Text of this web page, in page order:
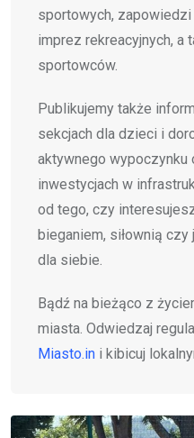
sportowych,
imprez rekreacyjnych, a
sportowców.
Publikujemy także
sekcjach dla dzieci i
aktywnego wypoczynku
inwestycjach w
od tego, czy
bieganiem, siłownią
dla siebie.
Bądź na bieżąco z
miasta. Odwiedzaj
Miasto.in i kibicuj